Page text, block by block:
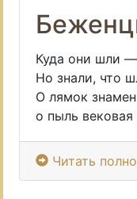
Куда они шли —
Но знали, что
О лямок
о пыль вековая
Читать